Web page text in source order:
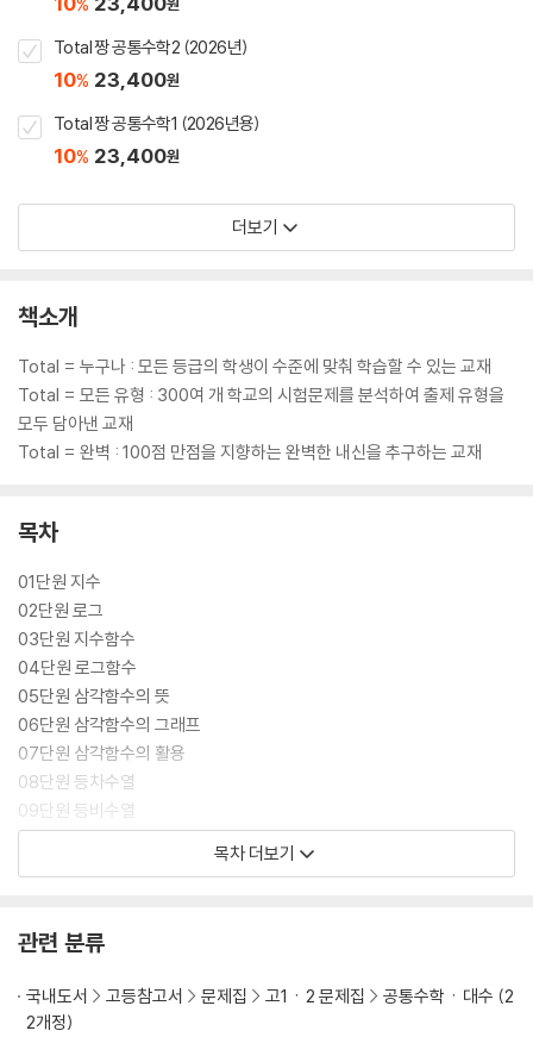
Total 짱 공통수학2 (2026년)
10% 23,400원
Total 짱 공통수학1 (2026년용)
10% 23,400원
더보기
책소개
Total = 누구나 : 모든 등급의 학생이 수준에 맞춰 학습할 수 있는 교재
Total = 모든 유형 : 300여 개 학교의 시험문제를 분석하여 출제 유형을
모두 담아낸 교재
Total = 완벽 : 100점 만점을 지향하는 완벽한 내신을 추구하는 교재
목차
01단원 지수
02단원 로그
03단원 지수함수
04단원 로그함수
05단원 삼각함수의 뜻
06단원 삼각함수의 그래프
07단원 삼각함수의 활용
08단원 등차수열
09단원 등비수열
10단원 수열의 합
목차 더보기
관련 분류
국내도서 고등참고서 문제집 고1ㆍ2 문제집
공통수학ㆍ대수 (2
2개정)